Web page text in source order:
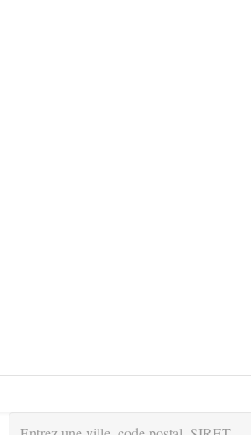
Autour
Régions